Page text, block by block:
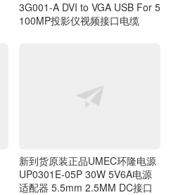
3G001-A DVI to VGA USB For 5
100MP投影仪视频接口电缆
新到货原装正品UMEC环隆电源
UP0301E-05P 30W 5V6A电源
适配器 5.5mm 2.5MM DC接口